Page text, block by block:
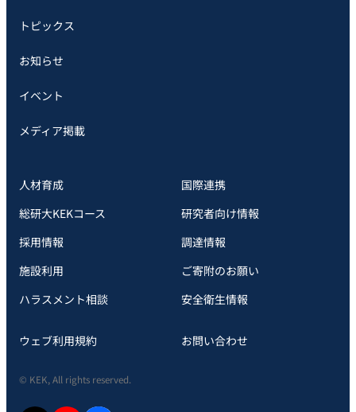
トピックス
お知らせ
イベント
メディア掲載
人材育成
国際連携
総研大KEKコース
研究者向け情報
採用情報
調達情報
施設利用
ご寄附のお願い
ハラスメント相談
安全衛⽣情報
ウェブ利用規約 お問い合わせ
© KEK, All rights reserved.